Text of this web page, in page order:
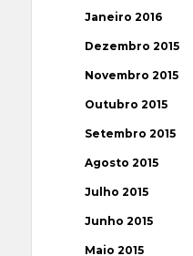
Janeiro 2016
Dezembro 2015
Novembro 2015
Outubro 2015
Setembro 2015
Agosto 2015
Julho 2015
Junho 2015
Maio 2015